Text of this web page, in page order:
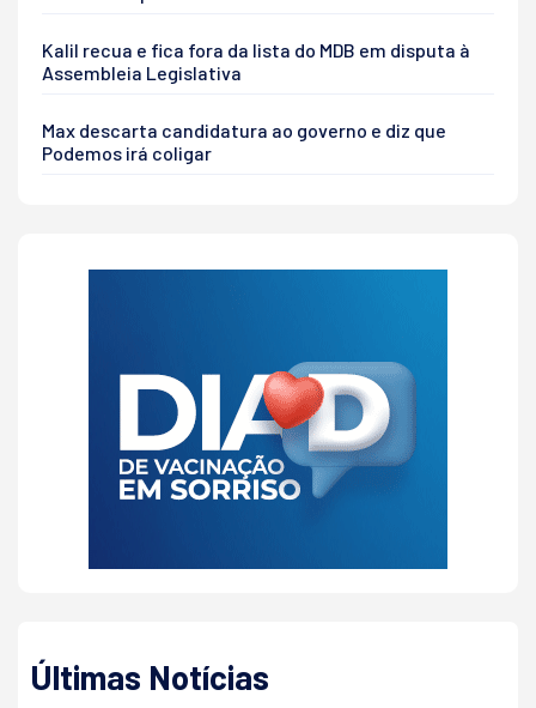
Kalil recua e fica fora da lista do MDB em disputa à
Assembleia Legislativa
Max descarta candidatura ao governo e diz que
Podemos irá coligar
Últimas Notícias